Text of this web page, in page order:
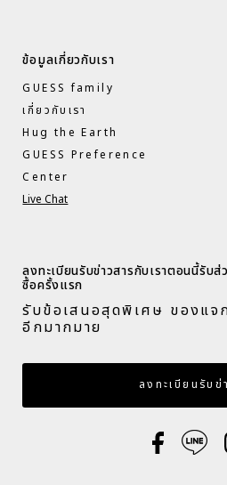
ข้อมูลเกี่ยวกับเรา
GUESS family
เกี่ยวกับเรา
Hug the Earth
GUESS Preference
Center
Live Chat
ลงทะเบียนรับข่าวสารกับเราตอนนี้รับ
ซื้อครั้งแรก​
รับข้อเสนอสุดพิเศษ ของแจ
อีกมากมาย​
กรอกอีเมล
ลงทะเบียนรับข่